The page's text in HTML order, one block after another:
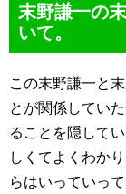
末野謙一の
いて。
この末野謙一と
とが関係してい
ることを隠して
しくてよくわか
らはいっていっ